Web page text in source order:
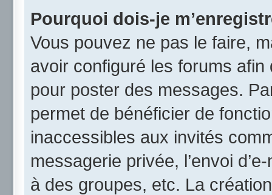
Pourquoi dois-je
Vous pouvez ne pas le faire,
avoir configuré les forums afin
pour poster des messages.
permet de bénéficier de
inaccessibles aux invités
messagerie privée, l’envoi
à des groupes, etc. La